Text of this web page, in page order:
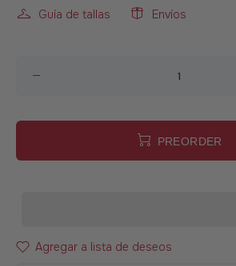
Guía de tallas Envíos
PREORDER
Agregar a lista de deseos